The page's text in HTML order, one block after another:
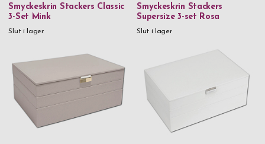
Smyckeskrin Stackers Classic
3-Set Mink
Slut i lager
Smyckeskrin Stackers
Supersize 3-set Rosa
Slut i lager